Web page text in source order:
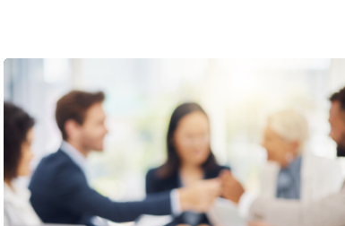
Personnel